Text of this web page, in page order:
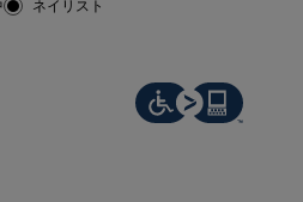
ネイリスト